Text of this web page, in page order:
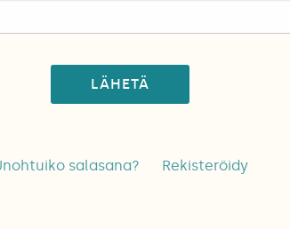
LÄHETÄ
salasana? Rekisteröidy